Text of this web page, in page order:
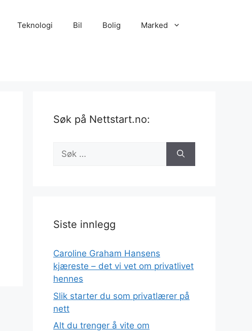
Teknologi Bil Bolig Marked
Søk på Nettstart.no:
Søk
etter:
Siste innlegg
Caroline Graham Hansens
kjæreste – det vi vet om privatlivet
hennes
Slik starter du som privatlærer på
nett
Alt du trenger å vite om